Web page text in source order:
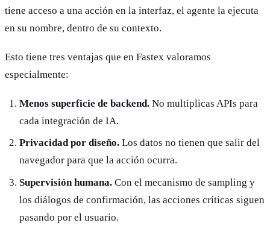
tiene acceso a una acción en la interfaz, el agente la ejecuta
en su nombre, dentro de su contexto.
Esto tiene tres ventajas que en Fastex valoramos
especialmente:
Menos superficie de backend.No multiplicas APIs para
cada integración de IA.
Privacidad por diseño.Los datos no tienen que salir del
navegador para que la acción ocurra.
Supervisión humana.Con el mecanismo de sampling y
los diálogos de confirmación, las acciones críticas siguen
pasando por el usuario.